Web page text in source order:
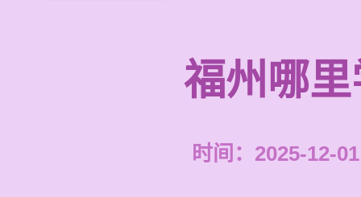
福州哪
时间：2025-12-